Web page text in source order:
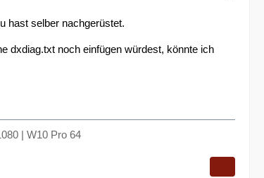
hast selber nachgerüstet.
dxdiag.txt noch einfügen würdest, könnte ich
| W10 Pro 64